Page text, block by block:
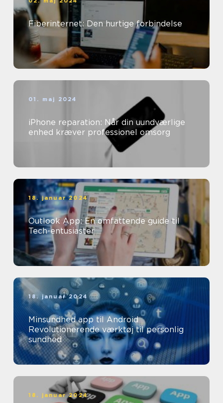
Fiberinternet: Den hurtige forbindelse
01. maj 2024
iPhone reparation: Når din uundværlige
enhed kræver professionel omsorg
18. januar 2024
Outlook App: En omfattende guide til
Tech-entusiaster
18. januar 2024
Minsundhed app til Android
Revolutionerende værktøj til personlig
sundhed
18. januar 2024